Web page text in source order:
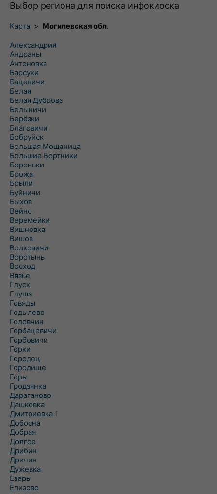
Выбор региона для поиска инфокиоска
Карта > Могилевская обл.
Александрия
Андраны
Антоновка
Барсуки
Бацевичи
Белая
Белая Дуброва
Белыничи
Берёзки
Благовичи
Бобруйск
Большая Мощаница
Большие Бортники
Бороньки
Брожа
Брыли
Буйничи
Быхов
Вейно
Веремейки
Вишневка
Вишов
Волковичи
Воротынь
Восход
Вязье
Глуск
Глуша
Говяды
Годылево
Головчин
Горбацевичи
Горбовичи
Горки
Городец
Городище
Горы
Гродзянка
Дараганово
Дашковка
Дмитриевка 1
Добосна
Добрая
Долгое
Дрибин
Дричин
Дужевка
Езеры
Елизово